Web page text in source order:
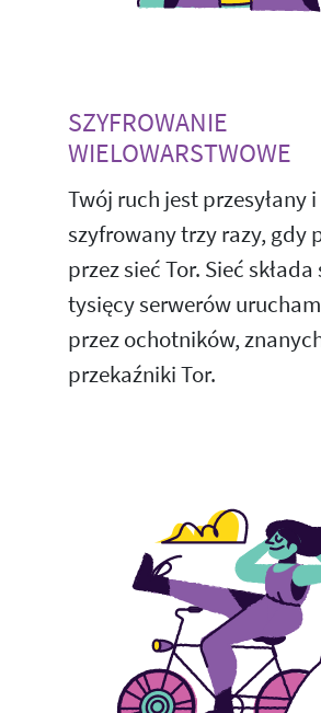
SZYFROWANIE
WIELOWARSTWOWE
Twój ruch jest przesyłany i
szyfrowany trzy razy, gdy
przez sieć Tor. Sieć składa
tysięcy serwerów
przez ochotników,
przekaźniki Tor.